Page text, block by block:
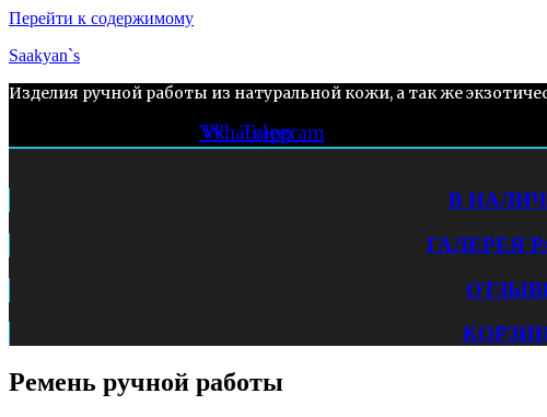
Перейти к содержимому
Saakyan`s
Изделия ручной работы из натуральной кожи, а так же
Vk
Whatsapp
Telegram
В
ГАЛЕРЕЯ
Ремень ручной работы